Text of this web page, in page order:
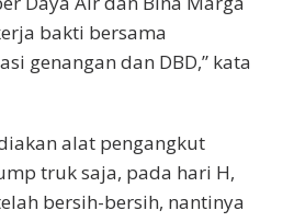
bakti bersama
genangan dan DBD,” kata
alat pengangkut
truk saja, pada hari H,
bersih-bersih, nantinya